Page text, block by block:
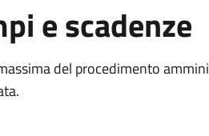
e scadenze
del procedimento